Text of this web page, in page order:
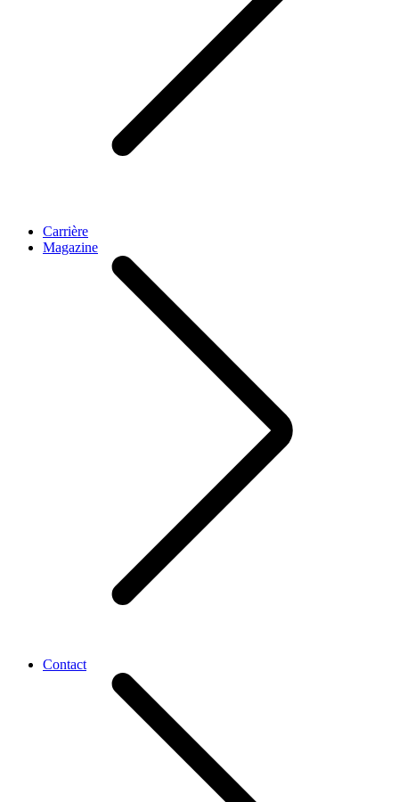
Carrière
Magazine
Contact